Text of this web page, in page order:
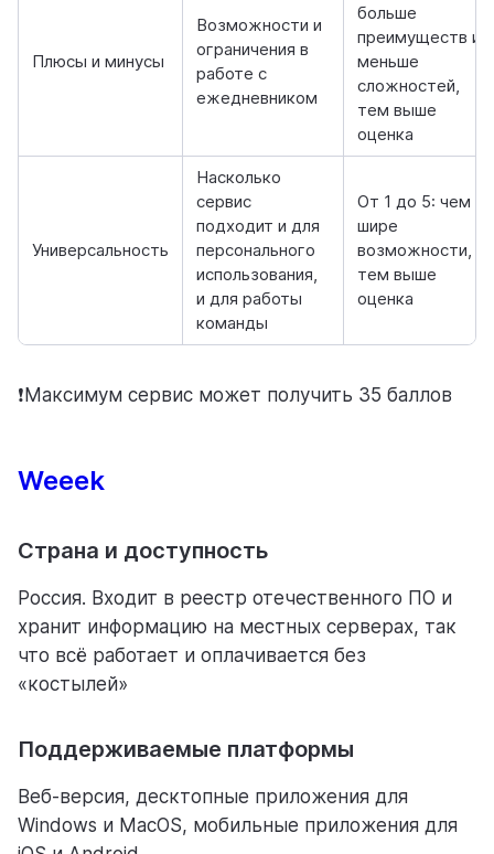
Плюсы и минусы
Возможности и
ограничения в
работе с
ежедневником
больше
преимуществ и
меньше
сложностей,
тем выше
оценка
Универсальность
Насколько
сервис
подходит и для
персонального
использования,
и для работы
команды
От 1 до 5: чем
шире
возможности,
тем выше
оценка
❗Максимум сервис может получить 35 баллов
Weeek
Страна и доступность
Россия. Входит в реестр отечественного ПО и
хранит информацию на местных серверах, так
что всё работает и оплачивается без
«костылей»
Поддерживаемые платформы
Веб-версия, десктопные приложения для
Windows и MacOS, мобильные приложения для